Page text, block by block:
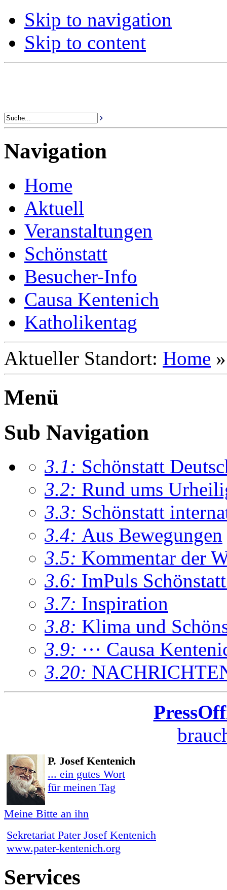
Skip to navigation
Skip to content
Navigation
Home
Aktuell
Veranstaltungen
Schönstatt
Besucher-Info
Causa Kentenich
Katholikentag
Aktueller Standort: Home
Menü
Sub Navigation
3.1: Schönstatt
3.2: Rund ums
3.3: Schönstatt
3.4: Aus Bewegungen
3.5: Kommentar der
3.6: ImPuls
3.7: Inspiration
3.8: Klima und
3.9: ··· Causa
3.20:
P. Josef Kentenich
... ein gutes Wort
für meinen Tag
Meine Bitte an ihn
Sekretariat Pater Josef Kentenich
www.pater-kentenich.org
Services